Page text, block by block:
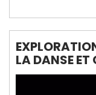
LA DANSE